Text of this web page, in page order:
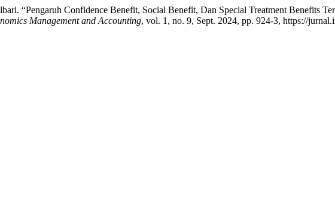
“Pengaruh Confidence Benefit, Social Benefit, Dan Special Treatment Benefits
Management and Accounting, vol. 1, no. 9, Sept. 2024, pp. 924-3, https://